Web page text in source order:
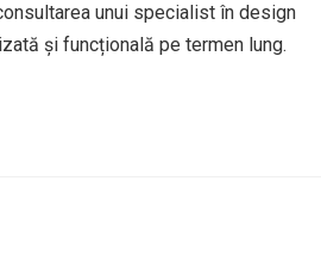
unui specialist în design
și funcțională pe termen lung.